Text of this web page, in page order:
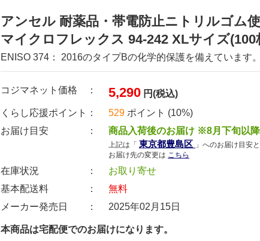
アンセル 耐薬品・帯電防止ニトリルゴム
マイクロフレックス 94-242 XLサイズ(100
ENISO 374： 2016のタイプBの化学的保護を備えています。
コジマネット価格 ： 5,290 円(税込)
くらし応援ポイント：
529 ポイント (10%)
お届け目安 ：
商品入荷後のお届け ※8月下旬以
上記は「 東京都豊島区 」へのお届け目安
お届け先の変更は こちら
在庫状況 ：
お取り寄せ
基本配送料 ：
無料
メーカー発売日 ：
2025年02月15日
本商品は宅配便でのお届けになります。